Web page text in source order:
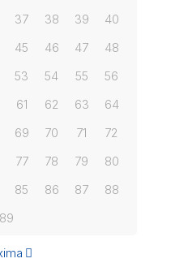
37 38 39
40
45 46 47
48
53 54 55
56
61 62 63
64
69 70 71
72
77 78 79
80
85 86 87
88
89